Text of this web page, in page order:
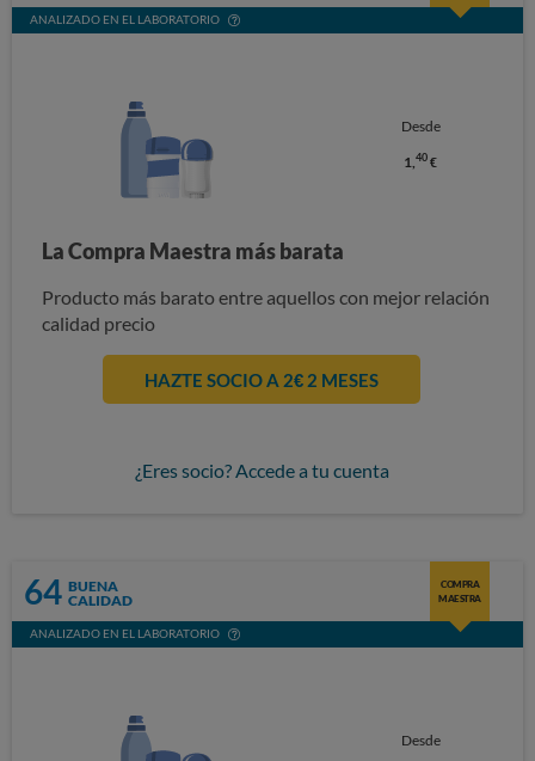
ANALIZADO EN EL LABORATORIO
Desde
1,40 €
La Compra Maestra más barata
Producto más barato entre aquellos con mejor relación
calidad precio
HAZTE SOCIO A 2€ 2 MESES
¿Eres socio? Accede a tu cuenta
64 BUENA
CALIDAD
COMPRA
MAESTRA
ANALIZADO EN EL LABORATORIO
Desde